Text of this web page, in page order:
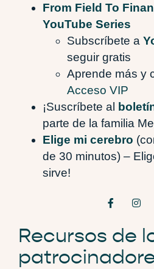
From Field To
YouTube Series
Subscríbete a
seguir gratis
Aprende más y
Acceso VIP
¡Suscríbete al
parte de la familia
Elige mi cerebro
de 30 minutos) –
sirve!
Recursos de